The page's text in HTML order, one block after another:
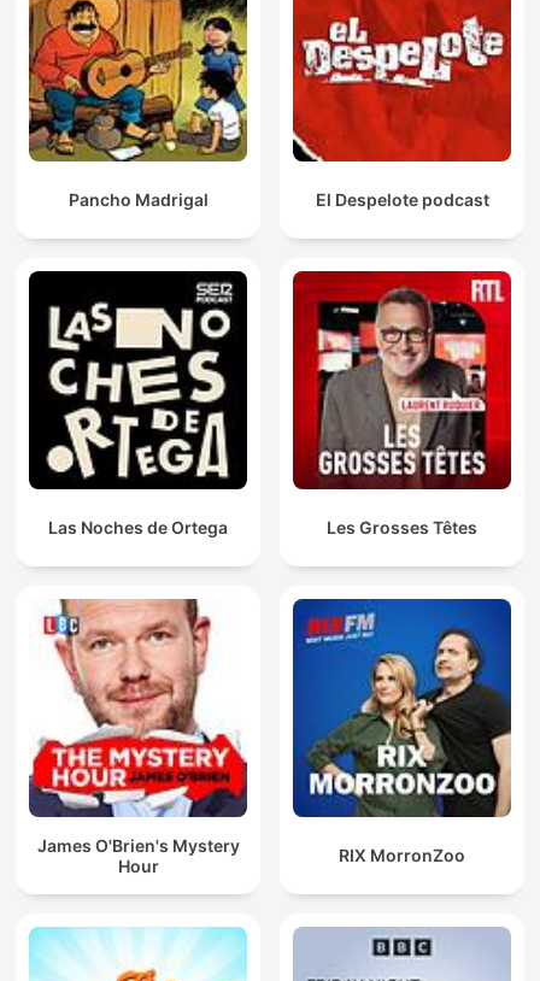
Pancho Madrigal El Despelote podcast
Las Noches de Ortega Les Grosses Têtes
James O'Brien's Mystery
Hour
RIX MorronZoo